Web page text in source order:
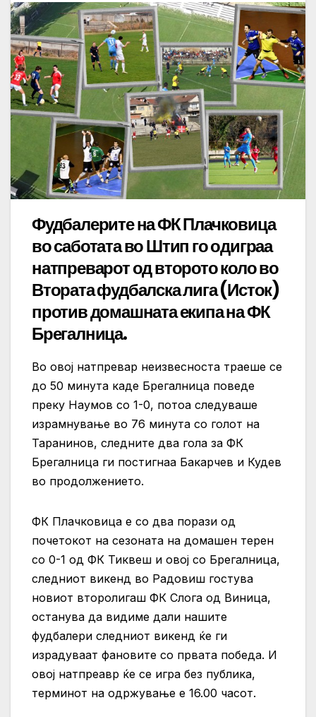
Фудбалерите на ФК Плачковица
во саботата во Штип го одиграа
натпреварот од второто коло во
Втората фудбалска лига (Исток)
против домашната екипа на ФК
Брегалница.
Во овој натпревар неизвесноста траеше се
до 50 минута каде Брегалница поведе
преку Наумов со 1-0, потоа следуваше
израмнување во 76 минута со голот на
Таранинов, следните два гола за ФК
Брегалница ги постигнаа Бакарчев и Кудев
во продолжението.
ФК Плачковица е со два порази од
почетокот на сезоната на домашен терен
со 0-1 од ФК Тиквеш и овој со Брегалница,
следниот викенд во Радовиш гостува
новиот второлигаш ФК Слога од Виница,
останува да видиме дали нашите
фудбалери следниот викенд ќе ги
израдуваат фановите со првата победа. И
овој натпреавр ќе се игра без публика,
терминот на одржување е 16.00 часот.